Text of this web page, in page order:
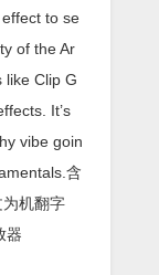
to se
of the Ar
like Clip G
It’s
vibe goin
含
机翻字
器